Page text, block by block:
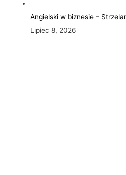
Angielski w biznesie –
Lipiec 8, 2026